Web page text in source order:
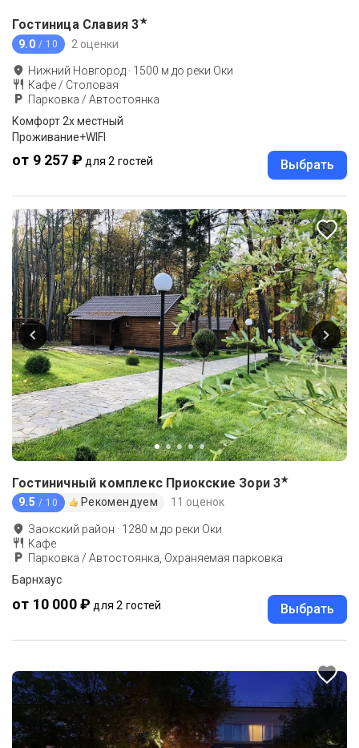
Гостиница Славия 3★
9.0 / 10 2 оценки
Нижний Новгород · 1500 м до реки Оки
Кафе / Столовая
Парковка / Автостоянка
Комфорт 2х местный
Проживание+WIFI
от 9 257 ₽ для 2 гостей Выбрать
Гостиничный комплекс Приокские Зори 3★
9.5 / 10 Рекомендуем 11 оценок
Заокский район · 1280 м до реки Оки
Кафе
Парковка / Автостоянка, Охраняемая парковка
Барнхаус
от 10 000 ₽ для 2 гостей Выбрать